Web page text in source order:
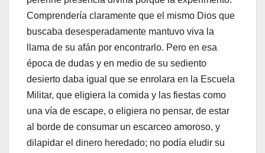
Comprendería claramente que el mismo Dios que
buscaba desesperadamente mantuvo viva la
llama de su afán por encontrarlo. Pero en esa
época de dudas y en medio de su sediento
desierto daba igual que se enrolara en la Escuela
Militar, que eligiera la comida y las fiestas como
una vía de escape, o eligiera no pensar, de estar
al borde de consumar un escarceo amoroso, y
dilapidar el dinero heredado; no podía eludir su